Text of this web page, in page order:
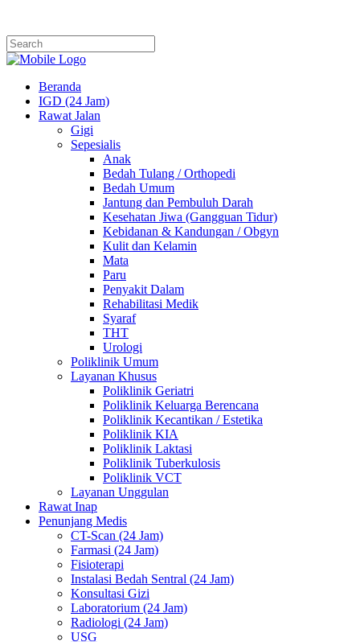
Beranda
IGD (24 Jam)
Rawat Jalan
Gigi
Sepesialis
Anak
Bedah Tulang / Orthopedi
Bedah Umum
Jantung dan Pembuluh Darah
Kesehatan Jiwa (Gangguan Tidur)
Kebidanan & Kandungan / Obgyn
Kulit dan Kelamin
Mata
Paru
Penyakit Dalam
Rehabilitasi Medik
Syaraf
THT
Urologi
Poliklinik Umum
Layanan Khusus
Poliklinik Geriatri
Poliklinik Keluarga Berencana
Poliklinik Kecantikan / Estetika
Poliklinik KIA
Poliklinik Laktasi
Poliklinik Tuberkulosis
Poliklinik VCT
Layanan Unggulan
Rawat Inap
Penunjang Medis
CT-Scan (24 Jam)
Farmasi (24 Jam)
Fisioterapi
Instalasi Bedah Sentral (24 Jam)
Konsultasi Gizi
Laboratorium (24 Jam)
Radiologi (24 Jam)
USG